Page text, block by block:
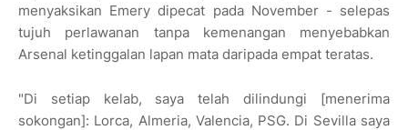
menyaksikan Emery dipecat pada November - selepas
tujuh perlawanan tanpa kemenangan menyebabkan
Arsenal ketinggalan lapan mata daripada empat teratas.
"Di setiap kelab, saya telah dilindungi [menerima
sokongan]: Lorca, Almeria, Valencia, PSG. Di Sevilla saya